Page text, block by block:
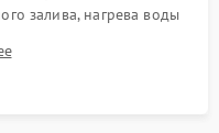
залива, нагрева воды
посторонних шумов,
сухости в поддоне.